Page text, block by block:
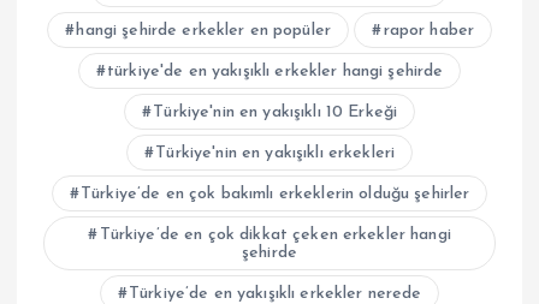
hangi şehirde erkekler en popüler rapor haber
türkiye'de en yakışıklı erkekler hangi şehirde
Türkiye'nin en yakışıklı 10 Erkeği
Türkiye'nin en yakışıklı erkekleri
Türkiye’de en çok bakımlı erkeklerin olduğu şehirler
Türkiye’de en çok dikkat çeken erkekler hangi
şehirde
Türkiye’de en yakışıklı erkekler nerede